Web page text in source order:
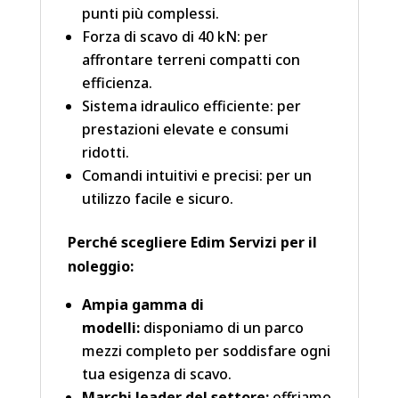
punti più complessi.
Forza di scavo di 40 kN: per
affrontare terreni compatti con
efficienza.
Sistema idraulico efficiente: per
prestazioni elevate e consumi
ridotti.
Comandi intuitivi e precisi: per un
utilizzo facile e sicuro.
Perché scegliere Edim Servizi per il
noleggio:
Ampia gamma di
modelli:disponiamo di un parco
mezzi completo per soddisfare ogni
tua esigenza di scavo.